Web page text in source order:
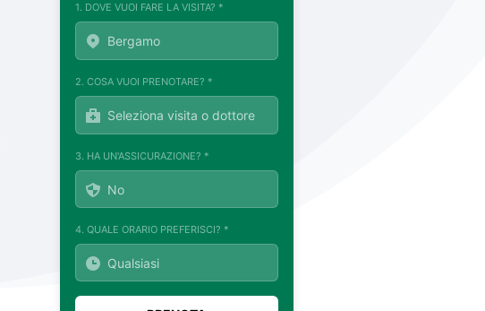
1. DOVE VUOI FARE LA VISITA? *
2. COSA VUOI PRENOTARE? *
3. HA UN'ASSICURAZIONE? *
4. QUALE ORARIO PREFERISCI? *